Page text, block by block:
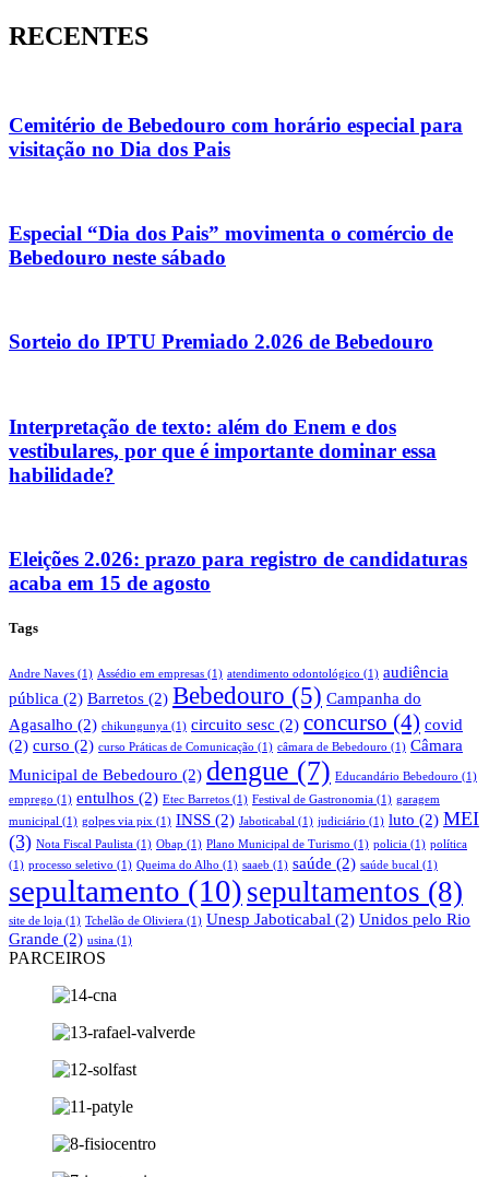
RECENTES
Cemitério de Bebedouro com horário especial para
visitação no Dia dos Pais
Especial “Dia dos Pais” movimenta o comércio de
Bebedouro neste sábado
Sorteio do IPTU Premiado 2.026 de Bebedouro
Interpretação de texto: além do Enem e dos
vestibulares, por que é importante dominar essa
habilidade?
Eleições 2.026: prazo para registro de candidaturas
acaba em 15 de agosto
Tags
Andre Naves (1) Assédio em empresas (1) atendimento odontológico (1) audiência
pública (2) Barretos (2) Bebedouro (5) Campanha do
Agasalho (2) chikungunya (1) circuito sesc (2) concurso (4) covid
(2) curso (2) curso Práticas de Comunicação (1) câmara de Bebedouro (1) Câmara
Municipal de Bebedouro (2) dengue (7) Educandário Bebedouro (1)
emprego (1) entulhos (2) Etec Barretos (1) Festival de Gastronomia (1) garagem
municipal (1) golpes via pix (1) INSS (2) Jaboticabal (1) judiciário (1) luto (2) MEI
(3) Nota Fiscal Paulista (1) Obap (1) Plano Municipal de Turismo (1) policia (1) política
(1) processo seletivo (1) Queima do Alho (1) saaeb (1) saúde (2) saúde bucal (1)
sepultamento (10) sepultamentos (8)
site de loja (1) Tchelão de Oliviera (1) Unesp Jaboticabal (2) Unidos pelo Rio
Grande (2) usina (1)
PARCEIROS